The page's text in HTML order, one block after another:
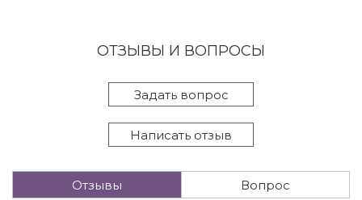
ОТЗЫВЫ И ВОПРОСЫ
Задать вопрос
Написать отзыв
Отзывы Вопрос